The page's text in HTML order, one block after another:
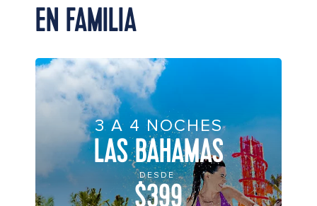
EN FAMILIA
3 A 4 NOCHES
LAS BAHAMAS
DESDE
$399